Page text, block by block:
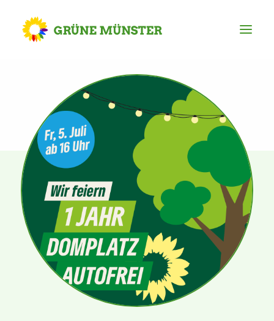
Partei
Kreisvorstand
Kreisgeschäftsstelle
Mitgliederversammlung
Ortsverbände
Kommissionen